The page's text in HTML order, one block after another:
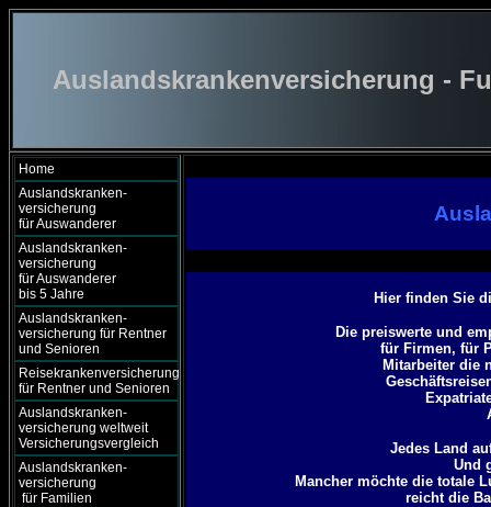
Auslandskrankenversicherung -
Home
Auslandskranken-
versicherung
für Auswanderer
Auslandskranken-
versicherung
für Auswanderer
bis 5 Jahre
Auslandskranken-
versicherung für Rentner
und Senioren
Reisekrankenversicherung
für Rentner und Senioren
Auslandskranken-
versicherung weltweit
Versicherungsvergleich
Auslandskranken-
versicherung
für Familien
Hier finden Sie
Die preiswerte und
für Firmen, für
Mitarbeiter die
Jedes Land
Und
Mancher möchte die totale
reicht die